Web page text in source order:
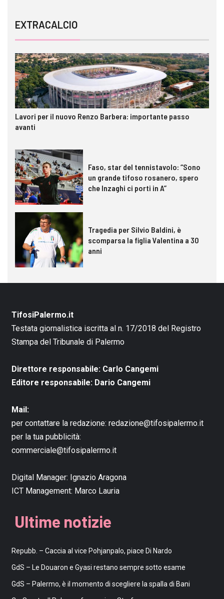
EXTRACALCIO
Lavori per il nuovo Renzo Barbera: importante passo
avanti
Faso, star del tennistavolo: “Sono
un grande tifoso rosanero, spero
che Inzaghi ci porti in A”
Tragedia per Silvio Baldini, è
scomparsa la figlia Valentina a 30
anni
TifosiPalermo.it
Testata giornalistica iscritta al n. 17/2018 del Registro
Stampa del Tribunale di Palermo
Direttore responsabile: Carlo Cangemi
Editore responsabile: Dario Cangemi
Mail:
per contattare la redazione: redazione@tifosipalermo.it
per la tua pubblicità:
commerciale@tifosipalermo.it
Digital Manager: Ignazio Aragona
ICT Management: Marco Lauria
Ultime notizie
Repubb. – Caccia al vice Pohjanpalo, piace Di Nardo
GdS – Le Douaron e Gyasi restano sempre sotto esame
GdS – Palermo, è il momento di scegliere la spalla di Bani